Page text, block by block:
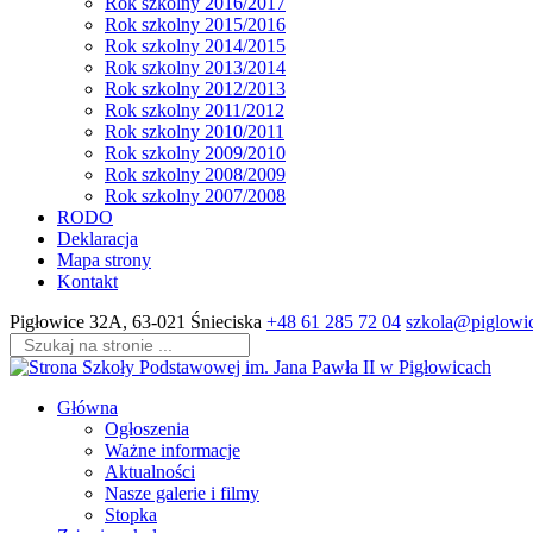
Rok szkolny 2015/2016
Rok szkolny 2014/2015
Rok szkolny 2013/2014
Rok szkolny 2012/2013
Rok szkolny 2011/2012
Rok szkolny 2010/2011
Rok szkolny 2009/2010
Rok szkolny 2008/2009
Rok szkolny 2007/2008
RODO
Deklaracja
Mapa strony
Kontakt
Skip
content
Enter)
Pigłowice 32A, 63-021 Śnieciska +48 61 285 72 04
Główna
Ogłoszenia
Ważne informacje
Aktualności
Nasze galerie i filmy
Stopka